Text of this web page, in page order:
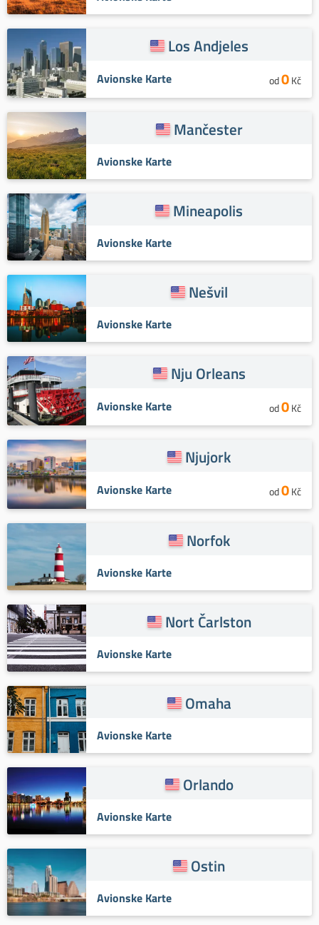
Los Andjeles
Avionske Karte od0Kč
Mančester
Avionske Karte
Mineapolis
Avionske Karte
Nešvil
Avionske Karte
Nju Orleans
Avionske Karte od0Kč
Njujork
Avionske Karte od0Kč
Norfok
Avionske Karte
Nort Čarlston
Avionske Karte
Omaha
Avionske Karte
Orlando
Avionske Karte
Ostin
Avionske Karte